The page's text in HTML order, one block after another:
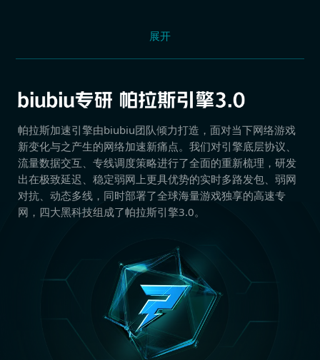
展开
帕拉斯加速引擎由biubiu团队倾力打造，面对当下网络游戏
新变化与之产生的网络加速新痛点。我们对引擎底层协议、
流量数据交互、专线调度策略进行了全面的重新梳理，研发
出在极致延迟、稳定弱网上更具优势的实时多路发包、弱网
对抗、动态多线，同时部署了全球海量游戏独享的高速专
网，四大黑科技组成了帕拉斯引擎3.0。